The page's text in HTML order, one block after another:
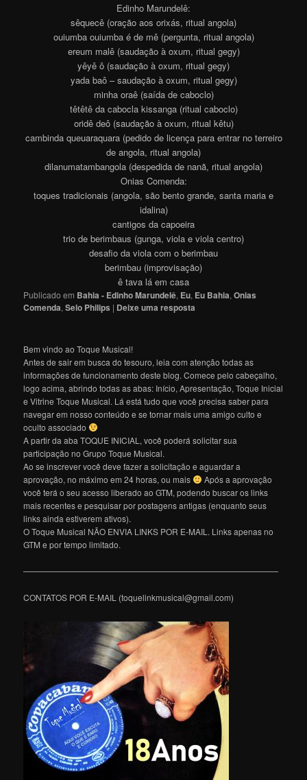
Edinho Marundelê:
sêquecê (oração aos orixás, ritual angola)
ouiumba ouiumba é de mê (pergunta, ritual angola)
ereum malê (saudação à oxum, ritual gegy)
yêyê ô (saudação à oxum, ritual gegy)
yada baô – saudação à oxum, ritual gegy)
minha oraê (saída de caboclo)
têtêtê da cabocla kissanga (ritual caboclo)
oridê deô (saudação à oxum, ritual kêtu)
cambinda queuaraquara (pedido de licença para entrar no terreiro
de angola, ritual angola)
dilanumatambangola (despedida de nanã, ritual angola)
Onias Comenda:
toques tradicionais (angola, são bento grande, santa maria e
idalina)
cantigos da capoeira
trio de berimbaus (gunga, viola e viola centro)
desafio da viola com o berimbau
berimbau (improvisação)
ê tava lá em casa
Publicado em Bahia - Edinho Marundelê, Eu, Eu Bahia,Onias
Comenda,Selo Philips | Deixe uma resposta
Bem vindo ao Toque Musical!
Antes de sair em busca do tesouro, leia com atenção todas as
informações de funcionamento deste blog. Comece pelo cabeçalho,
logo acima, abrindo todas as abas: Início, Apresentação, Toque Inicial
e Vitrine Toque Musical. Lá está tudo que você precisa saber para
navegar em nosso conteúdo e se tornar mais uma amigo culto e
oculto associado
A partir da aba TOQUE INICIAL, você poderá solicitar sua
participação no Grupo Toque Musical.
Ao se inscrever você deve fazer a solicitação e aguardar a
aprovação, no máximo em 24 horas, ou mais
Após a aprovação
você terá o seu acesso liberado ao GTM, podendo buscar os links
mais recentes e pesquisar por postagens antigas (enquanto seus
links ainda estiverem ativos).
O Toque Musical NÃO ENVIA LINKS POR E-MAIL. Links apenas no
GTM e por tempo limitado.
———————————————————————————————
CONTATOS POR E-MAIL (toquelinkmusical@gmail.com)